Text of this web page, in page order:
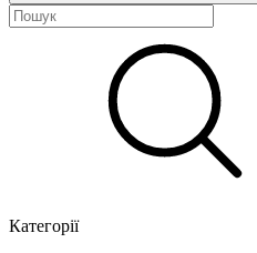
Категорії